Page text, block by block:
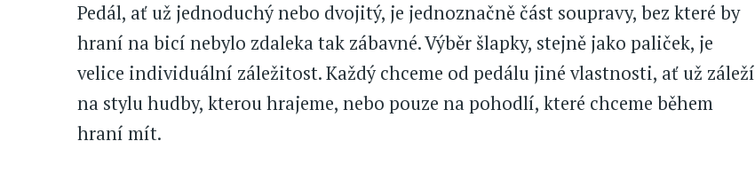
Pedál, ať už jednoduchý nebo dvojitý, je jednoznačně část soupravy, bez které by
hraní na bicí nebylo zdaleka tak zábavné. Výběr šlapky, stejně jako paliček, je
velice individuální záležitost. Každý chceme od pedálu jiné vlastnosti, ať už záleží
na stylu hudby, kterou hrajeme, nebo pouze na pohodlí, které chceme během
hraní mít.